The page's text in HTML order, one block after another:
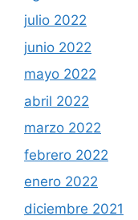
julio 2022
junio 2022
mayo 2022
abril 2022
marzo 2022
febrero 2022
enero 2022
diciembre 2021